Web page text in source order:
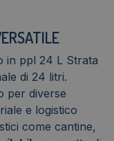
in ppl 24 L Strata
di 24 litri.
per diverse
e logistico
come cantine,